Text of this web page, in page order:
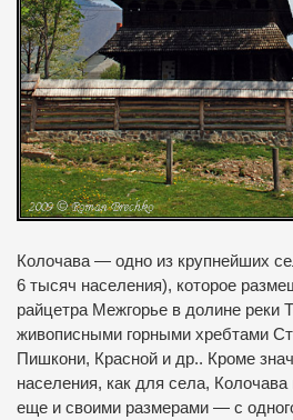
Колочава — одно из крупнейших
6 тысяч населения), которое
райцетра Межгорье в долине реки
живописными горными хребтами
Пишкони, Красной и др.. Кроме
населения, как для села, Колочава
еще и своими размерами — с